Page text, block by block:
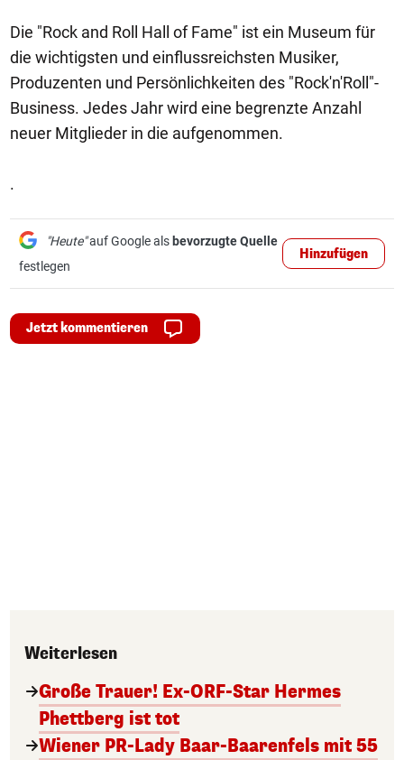
Die "Rock and Roll Hall of Fame" ist ein Museum für
die wichtigsten und einflussreichsten Musiker,
Produzenten und Persönlichkeiten des "Rock'n'Roll"-
Business. Jedes Jahr wird eine begrenzte Anzahl
neuer Mitglieder in die aufgenommen.
.
"Heute"auf Google als bevorzugte Quelle
festlegen
Hinzufügen
Jetzt kommentieren
Weiterlesen
Große Trauer! Ex-ORF-Star Hermes
Phettberg ist tot
Wiener PR-Lady Baar-Baarenfels mit 55